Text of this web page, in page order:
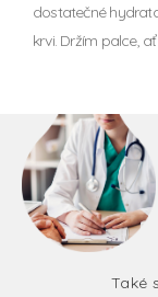
dostatečné
krvi. Držím palce,
Také